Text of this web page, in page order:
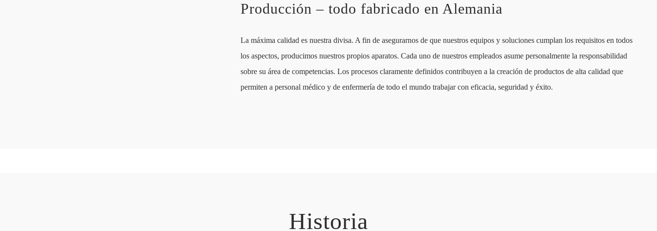
Producción – todo fabricado en Alemania
La máxima calidad es nuestra divisa. A fin de asegurarnos de que nuestros equipos y soluciones cumplan los requisitos en todos
los aspectos, producimos nuestros propios aparatos. Cada uno de nuestros empleados asume personalmente la responsabilidad
sobre su área de competencias. Los procesos claramente definidos contribuyen a la creación de productos de alta calidad que
permiten a personal médico y de enfermería de todo el mundo trabajar con eficacia, seguridad y éxito.
Historia